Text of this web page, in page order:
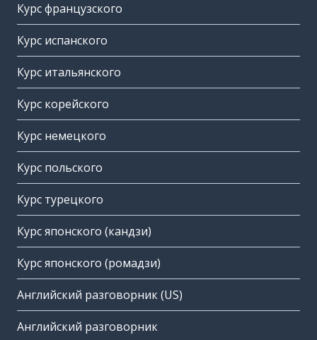
Курс французского
Курс испанского
Курс итальянского
Курс корейского
Курс немецкого
Курс польского
Курс турецкого
Курс японского (кандзи)
Курс японского (ромадзи)
Английский разговорник (US)
Английский разговорник